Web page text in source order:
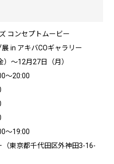
コンセプトムービー
in アキバCOギャラリー
～12月27日（月）
～20:00
19:00
（東京都千代田区外神田3-16-